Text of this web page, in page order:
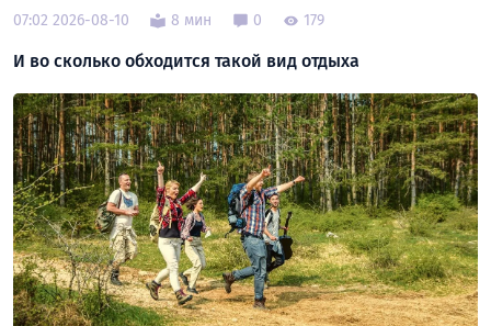
07:02 2026-08-10 8 мин 0 179
И во сколько обходится такой вид отдыха